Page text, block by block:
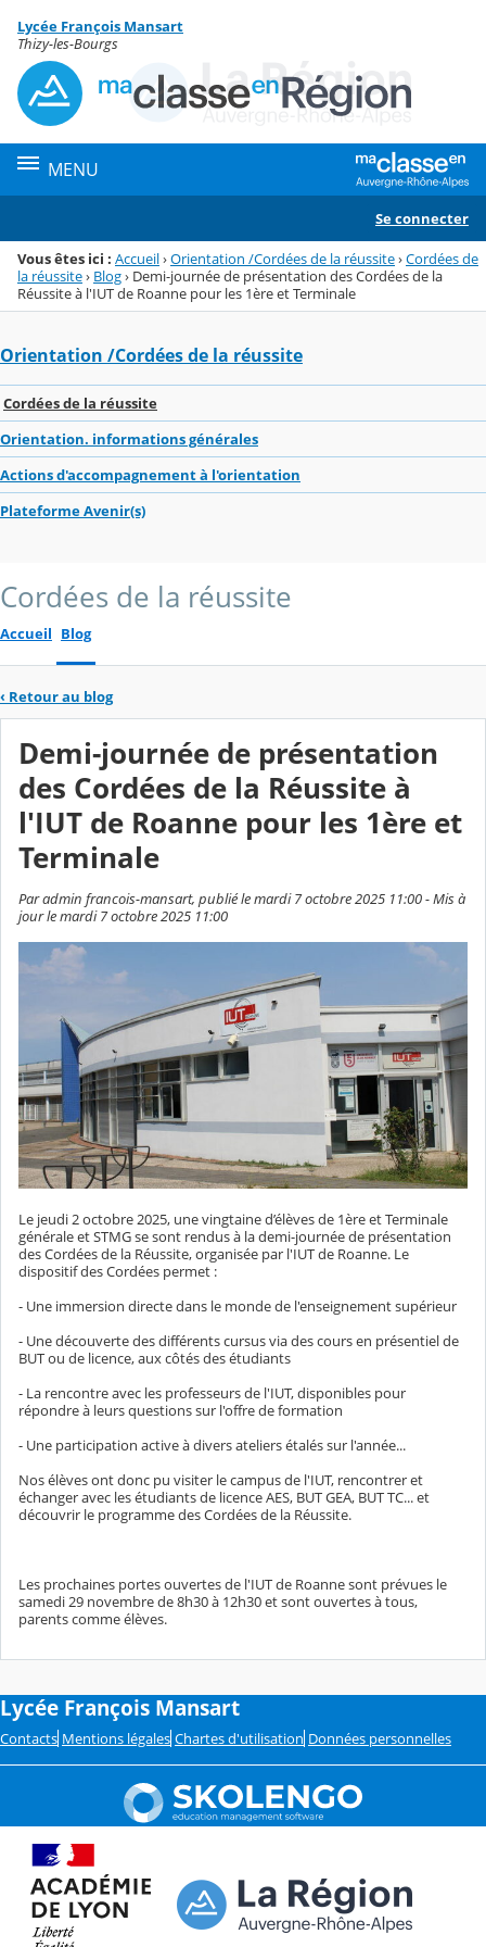
Menu de la rubrique
Contenu
Lycée François Mansart
Thizy-les-Bourgs
MENU
Se connecter
Vous êtes ici : Accueil›Orientation /Cordées de la réussite›Cordées de
la réussite› Blog› Demi-journée de présentation des Cordées de la
Réussite à l'IUT de Roanne pour les 1ère et Terminale
Orientation /Cordées de la réussite
Cordées de la réussite
Orientation. informations générales
Actions d'accompagnement à l'orientation
Plateforme Avenir(s)
Cordées de la réussite
Accueil Blog
‹ Retour au blog
Demi-journée de présentation
des Cordées de la Réussite à
l'IUT de Roanne pour les 1ère et
Terminale
Par admin francois-mansart, publié le mardi 7 octobre 2025 11:00 - Mis à
jour le mardi 7 octobre 2025 11:00
Le jeudi 2 octobre 2025, une vingtaine d’élèves de 1ère et Terminale
générale et STMG se sont rendus à la demi-journée de présentation
des Cordées de la Réussite, organisée par l'IUT de Roanne. Le
dispositif des Cordées permet :
- Une immersion directe dans le monde de l'enseignement supérieur
- Une découverte des différents cursus via des cours en présentiel de
BUT ou de licence, aux côtés des étudiants
- La rencontre avec les professeurs de l'IUT, disponibles pour
répondre à leurs questions sur l'offre de formation
- Une participation active à divers ateliers étalés sur l'année...
Nos élèves ont donc pu visiter le campus de l'IUT, rencontrer et
échanger avec les étudiants de licence AES, BUT GEA, BUT TC... et
découvrir le programme des Cordées de la Réussite.
Les prochaines portes ouvertes de l'IUT de Roanne sont prévues le
samedi 29 novembre de 8h30 à 12h30 et sont ouvertes à tous,
parents comme élèves.
Lycée François Mansart
Contacts Mentions légales Chartes d'utilisation Données personnelles